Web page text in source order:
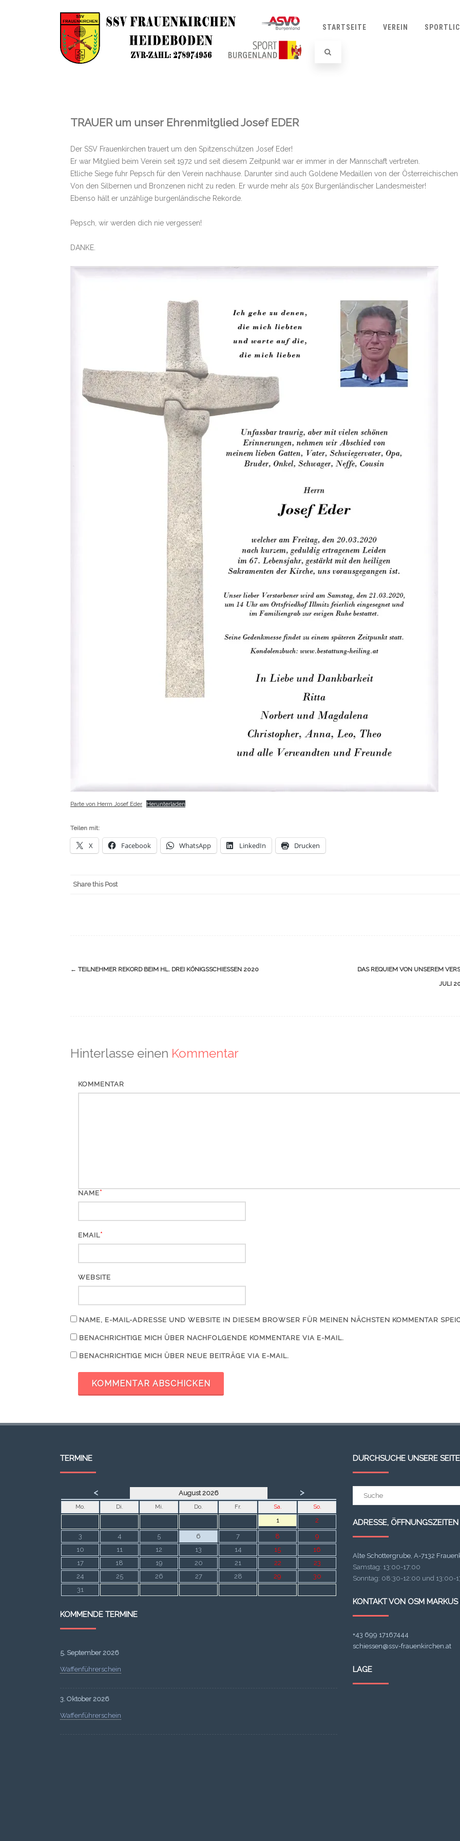
STARTSEITE VEREIN
TRAUER um unser Ehrenmitglied Josef EDER
Der SSV Frauenkirchen trauert um den Spitzenschützen Josef Eder!
Er war Mitglied beim Verein seit 1972 und seit diesem Zeitpunkt war er immer in der Mannschaft vertreten.
Etliche Siege fuhr Pepsch für den Verein nachhause. Darunter sind auch Goldene Medaillen von der Österreichischen
Von den Silbernen und Bronzenen nicht zu reden. Er wurde mehr als 50x Burgenländischer Landesmeister!
Ebenso hält er unzählige burgenländische Rekorde.
Pepsch, wir werden dich nie vergessen!
DANKE.
Parte von Herrn Josef Eder Herunterladen
Teilen mit:
X Facebook WhatsApp LinkedIn Drucken
Share this Post
Navigation
← TEILNEHMER REKORD BEIM HL. DREI KÖNIGSSCHIESSEN 2020
DAS REQUIEM VON UNSEREM
JULI
Hinterlasse einen Kommentar
KOMMENTAR
NAME*
EMAIL*
WEBSITE
NAME, E-MAIL-ADRESSE UND WEBSITE IN DIESEM BROWSER FÜR MEINEN NÄCHSTEN KOMMENTAR
BENACHRICHTIGE MICH ÜBER NACHFOLGENDE KOMMENTARE VIA E-MAIL.
BENACHRICHTIGE MICH ÜBER NEUE BEITRÄGE VIA E-MAIL.
TERMINE
< August 2026 >
Mo. Di. Mi. Do. Fr. Sa. So.
1 2
3 4 5 6 7 8
9
10
11 12 13 14 15
16
17
18 19 20 21 22
23
24
25 26 27 28 29
30
31
KOMMENDE TERMINE
5. September 2026
Waffenführerschein
3. Oktober 2026
Waffenführerschein
DURCHSUCHE UNSERE SEITE
Suchergebnis
ADRESSE, ÖFFNUNGSZEITEN
Alte Schottergrube, A-7132
Samstag: 13:00-17:00
Sonntag: 08:30-12:00 und 13:00-
KONTAKT VON OSM MARKUS
+43 699 17167444
schiessen@ssv-frauenkirchen.at
LAGE